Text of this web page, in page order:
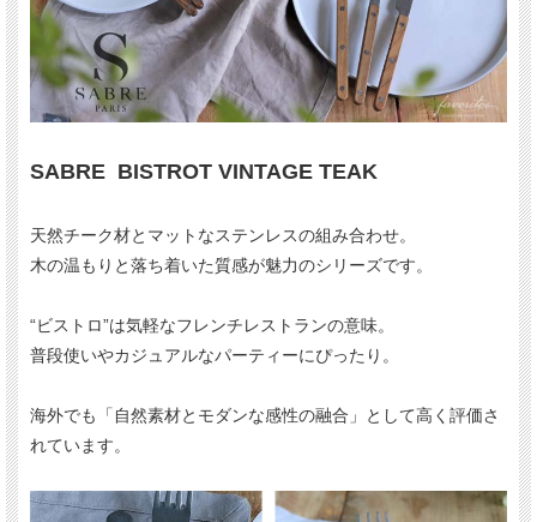
SABRE BISTROT VINTAGE TEAK
天然チーク材とマットなステンレスの組み合わせ。
木の温もりと落ち着いた質感が魅力のシリーズです。
“ビストロ”は気軽なフレンチレストランの意味。
普段使いやカジュアルなパーティーにぴったり。
海外でも「自然素材とモダンな感性の融合」として高く評価さ
れています。